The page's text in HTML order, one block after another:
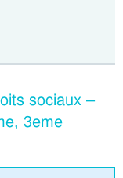
sociaux –
3eme